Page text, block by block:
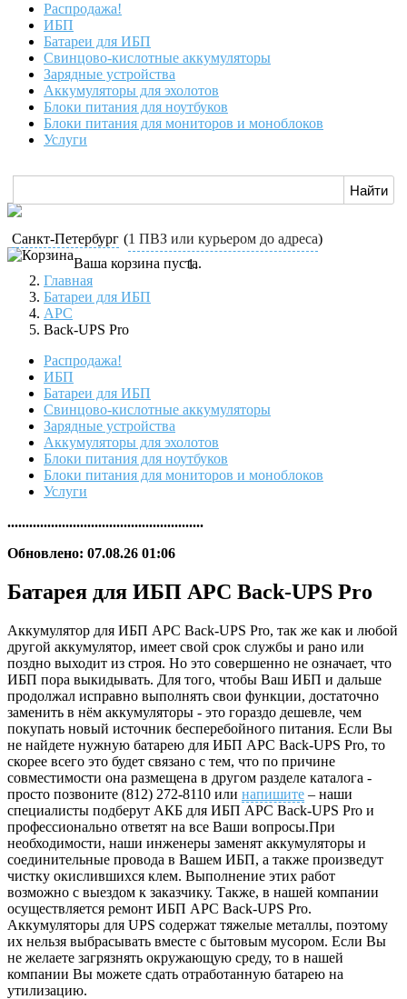
Распродажа!
ИБП
Батареи для ИБП
Свинцово-кислотные аккумуляторы
Зарядные устройства
Аккумуляторы для эхолотов
Блоки питания для ноутбуков
Блоки питания для мониторов и моноблоков
Услуги
Санкт-Петербург (1 ПВЗ или курьером до адреса)
Ваша корзина пуста.
Главная
Батареи для ИБП
APC
Back-UPS Pro
Распродажа!
ИБП
Батареи для ИБП
Свинцово-кислотные аккумуляторы
Зарядные устройства
Аккумуляторы для эхолотов
Блоки питания для ноутбуков
Блоки питания для мониторов и моноблоков
Услуги
......................................................
Обновлено: 07.08.26 01:06
Батарея для ИБП APC Back-UPS Pro
Аккумулятор для ИБП APC Back-UPS Pro, так же как и любой
другой аккумулятор, имеет свой срок службы и рано или
поздно выходит из строя. Но это совершенно не означает, что
ИБП пора выкидывать. Для того, чтобы Ваш ИБП и дальше
продолжал исправно выполнять свои функции, достаточно
заменить в нём аккумуляторы - это гораздо дешевле, чем
покупать новый источник бесперебойного питания. Если Вы
не найдете нужную батарею для ИБП APC Back-UPS Pro, то
скорее всего это будет связано с тем, что по причине
совместимости она размещена в другом разделе каталога -
просто позвоните (812) 272-8110 или напишите – наши
специалисты подберут АКБ для ИБП APC Back-UPS Pro и
профессионально ответят на все Ваши вопросы.При
необходимости, наши инженеры заменят аккумуляторы и
соединительные провода в Вашем ИБП, а также произведут
чистку окислившихся клем. Выполнение этих работ
возможно с выездом к заказчику. Также, в нашей компании
осуществляется ремонт ИБП APC Back-UPS Pro.
Аккумуляторы для UPS содержат тяжелые металлы, поэтому
их нельзя выбрасывать вместе с бытовым мусором. Если Вы
не желаете загрязнять окружающую среду, то в нашей
компании Вы можете сдать отработанную батарею на
утилизацию.